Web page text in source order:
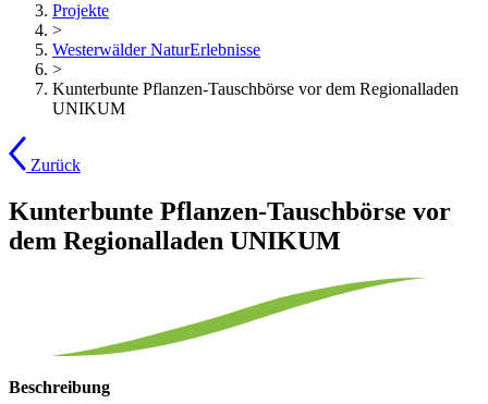
Projekte
>
Westerwälder NaturErlebnisse
>
Kunterbunte Pflanzen-Tauschbörse vor dem Regionalladen
UNIKUM
Zurück
Kunterbunte Pflanzen-Tauschbörse vor
dem Regionalladen UNIKUM
Beschreibung